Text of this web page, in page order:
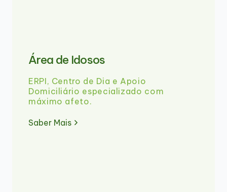
Área de Idosos
ERPI, Centro de Dia e Apoio
Domiciliário especializado com
máximo afeto.
Saber Mais